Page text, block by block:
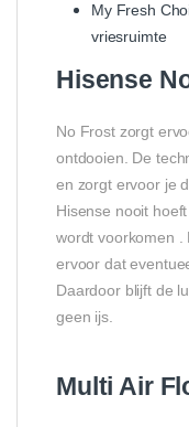
My Fresh
vriesruimte
Hisense
No Frost zorgt
ontdooien. De
en zorgt ervoor je
Hisense nooit
wordt voorkomen .
ervoor dat
Daardoor blijft de
geen ijs.
Multi Air